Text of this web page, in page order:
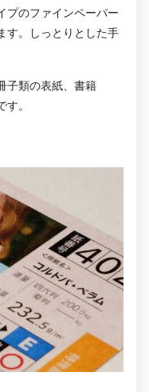
プのファインペーパー
す。しっとりとした手
子類の表紙、書籍
。